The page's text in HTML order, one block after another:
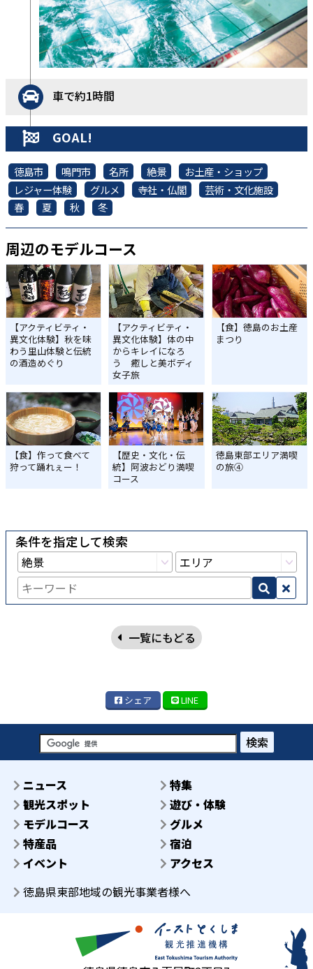
車で約1時間
GOAL!
徳島市 鳴門市 名所 絶景
お土産・ショップ
レジャー体験
グルメ 寺社・仏閣
芸術・文化施設
春
夏 秋 冬
周辺のモデルコース
【アクティビティ・
異文化体験】秋を味
わう里山体験と伝統
の酒造めぐり
【アクティビティ・
異文化体験】体の中
からキレイになろ
う 癒しと美ボディ
女子旅
【食】徳島のお土産
まつり
【食】作って食べて
狩って踊れぇー！
【歴史・文化・伝
統】阿波おどり満喫
コース
徳島東部エリア満喫
の旅④
条件を指定して検索
一覧にもどる
シェア LINE
検索
ニュース
特集
観光スポット
遊び・体験
モデルコース
グルメ
特産品
宿泊
イベント
アクセス
徳島県東部地域の観光事業者様へ